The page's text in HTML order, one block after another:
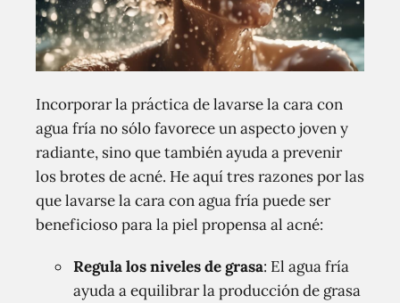
Incorporar la práctica de lavarse la cara con
agua fría no sólo favorece un aspecto joven y
radiante, sino que también ayuda a prevenir
los brotes de acné. He aquí tres razones por las
que lavarse la cara con agua fría puede ser
beneficioso para la piel propensa al acné:
Regula los niveles de grasa: El agua fría
ayuda a equilibrar la producción de grasa